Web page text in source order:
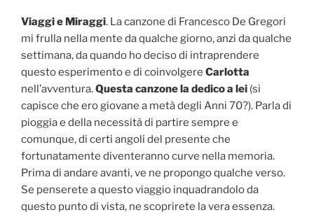
Viaggi e Miraggi. La canzone di Francesco De Gregori
mi frulla nella mente da qualche giorno, anzi da qualche
settimana, da quando ho deciso di intraprendere
questo esperimento e di coinvolgere Carlotta
nell’avventura.Questa canzone la dedico a lei (si
capisce che ero giovane a metà degli Anni 70?). Parla di
pioggia e della necessità di partire sempre e
comunque, di certi angoli del presente che
fortunatamente diventeranno curve nella memoria.
Prima di andare avanti, ve ne propongo qualche verso.
Se penserete a questo viaggio inquadrandolo da
questo punto di vista, ne scoprirete la vera essenza.